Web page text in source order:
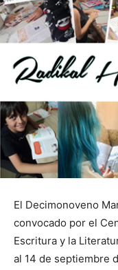
El Decimonoveno
convocado por el
Escritura y la
al 14 de septiembre